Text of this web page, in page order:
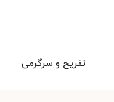
تفریح و سرگرمی